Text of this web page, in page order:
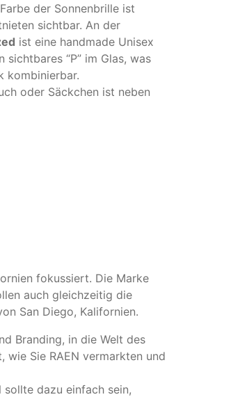
der Sonnenbrille ist
sichtbar. An der
ist eine handmade Unisex
“P” im Glas, was
kombinierbar.
oder Säckchen ist neben
fokussiert. Die Marke
auch gleichzeitig die
San Diego, Kalifornien.
Branding, in die Welt des
Sie RAEN vermarkten und
sollte dazu einfach sein,